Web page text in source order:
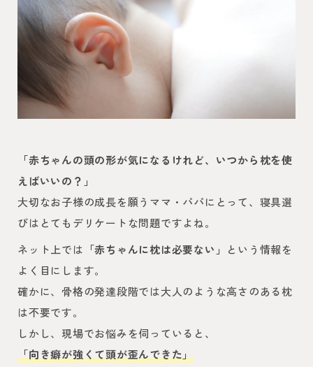
「赤ちゃんの頭の形が気になるけれど、いつから枕を使
えばいいの？」
大切なお子様の成長を願うママ・パパにとって、寝具選
びはとてもデリケートな問題ですよね。
ネット上では 「赤ちゃんに枕は必要ない」
という情報を
よく目にします。
確かに、骨格の発達段階では大人のような高さのある枕
は不要です。
しかし、現場でお悩みを伺っていると、
「向き癖が強くて頭が歪んできた」